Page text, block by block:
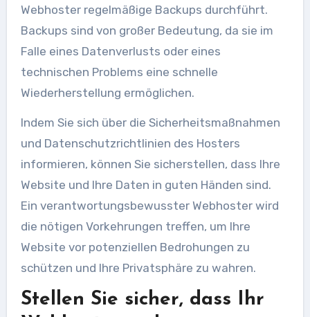
Webhoster regelmäßige Backups durchführt.
Backups sind von großer Bedeutung, da sie im
Falle eines Datenverlusts oder eines
technischen Problems eine schnelle
Wiederherstellung ermöglichen.
Indem Sie sich über die Sicherheitsmaßnahmen
und Datenschutzrichtlinien des Hosters
informieren, können Sie sicherstellen, dass Ihre
Website und Ihre Daten in guten Händen sind.
Ein verantwortungsbewusster Webhoster wird
die nötigen Vorkehrungen treffen, um Ihre
Website vor potenziellen Bedrohungen zu
schützen und Ihre Privatsphäre zu wahren.
Stellen Sie sicher, dass Ihr